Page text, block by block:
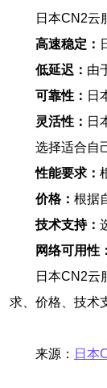
日本CN2云
高速稳定：
低延迟： 由
可靠性： 日
灵活性： 日
选择适合自
性能要求：
价格： 根据
技术支持：
网络可用性：
日本CN2云
求、价格、技术
来源： 日本